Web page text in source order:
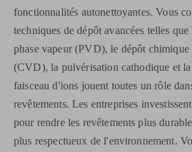
fonctionnalités autonettoyantes. Vous
techniques de dépôt avancées telles
phase vapeur (PVD), le dépôt chimique
(CVD), la pulvérisation cathodique et
faisceau d'ions jouent toutes un rôle
revêtements. Les entreprises
pour rendre les revêtements plus
plus respectueux de l'environnement.